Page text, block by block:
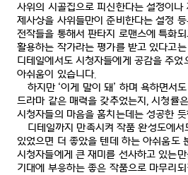
사위의 시골집으로 피신한다는 설정이나
제사상을 사위들만이 준비한다는 설정
전작들을 통해서 판타지 로맨스에 특화
활용하는 작가라는 평가를 받고 있다고
디테일에서도 시청자들에게 공감을 주었
아쉬움이 있습니다.
하지만‘이게 말이 돼’ 하며 욕하면서
드라마 같은 매력을 갖추었는지,시청률
시청자들의 마음을 훔치는데는 성공한
디테일까지 만족시켜 작품 완성도에
있었으면 더 좋았을 텐데 하는 아쉬움도
시청자들에게 큰 재미를 선사하고 있는
기대에 부응하는 좋은 작품으로 마무리